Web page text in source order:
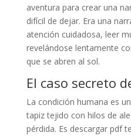
aventura para crear una
difícil de dejar. Era una
atención cuidadosa, leer
revelándose lentamente
que se abren al sol.
El caso secreto
La condición humana es
tapiz tejido con hilos de
pérdida. Es descargar pdf